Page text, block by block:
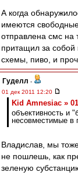
А когда
имеются
отправлена смс
притащил за собой
схемы, пиво, и
Гуделл -
01 дек 2011 12:20
Kid Amnesiac »
объективность и
несовместимые в
Владислав, мы
не пошлешь, как
зеленую